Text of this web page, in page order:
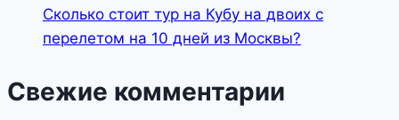
Сколько стоит тур на Кубу на двоих с
перелетом на 10 дней из Москвы?
Свежие комментарии